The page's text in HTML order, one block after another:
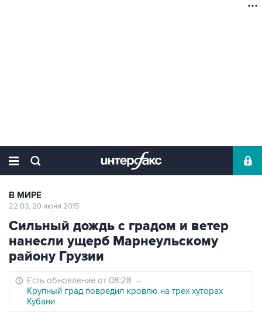
В МИРЕ
22:03, 20 июня 2015
Сильный дождь с градом и ветер
нанесли ущерб Марнеульскому
району Грузии
Есть обновление от 08:28 →
Крупный град повредил кровлю на трех хуторах
Кубани